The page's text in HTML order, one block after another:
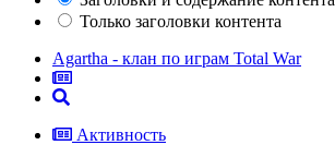
Только заголовки контента
Аgartha - клан по играм Total War
Активность